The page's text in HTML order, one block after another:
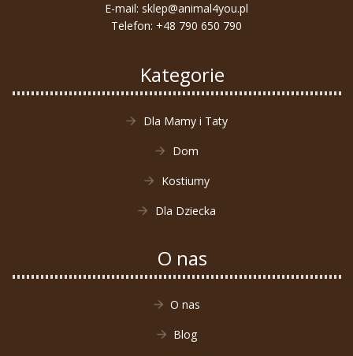
E-mail: sklep@animal4you.pl
Telefon: +48 790 650 790
Kategorie
Dla Mamy i Taty
Dom
Kostiumy
Dla Dziecka
O nas
O nas
Blog